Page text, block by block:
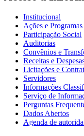
Institucional
Ações e Programas
Participação Social
Auditorias
Convênios e
Receitas e
Licitações e
Servidores
Informações
Serviço de
Perguntas
Dados Abertos
Agenda de